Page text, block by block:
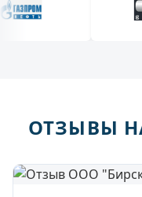
ОТЗЫВЫ